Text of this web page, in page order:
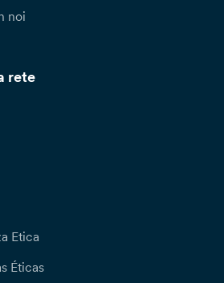
noi
rete
Etica
Éticas